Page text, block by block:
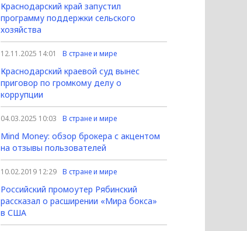
Краснодарский край запустил
программу поддержки сельского
хозяйства
12.11.2025 14:01 В стране и мире
Краснодарский краевой суд вынес
приговор по громкому делу о
коррупции
04.03.2025 10:03 В стране и мире
Mind Money: обзор брокера с акцентом
на отзывы пользователей
10.02.2019 12:29 В стране и мире
Российский промоутер Рябинский
рассказал о расширении «Мира бокса»
в США